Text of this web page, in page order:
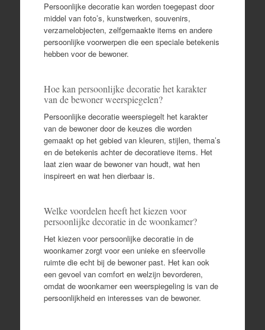
Persoonlijke decoratie kan worden toegepast door
middel van foto’s, kunstwerken, souvenirs,
verzamelobjecten, zelfgemaakte items en andere
persoonlijke voorwerpen die een speciale betekenis
hebben voor de bewoner.
Hoe kan persoonlijke decoratie het karakter
van de bewoner weerspiegelen?
Persoonlijke decoratie weerspiegelt het karakter
van de bewoner door de keuzes die worden
gemaakt op het gebied van kleuren, stijlen, thema’s
en de betekenis achter de decoratieve items. Het
laat zien waar de bewoner van houdt, wat hen
inspireert en wat hen dierbaar is.
Welke voordelen heeft het kiezen voor
persoonlijke decoratie in de woonkamer?
Het kiezen voor persoonlijke decoratie in de
woonkamer zorgt voor een unieke en sfeervolle
ruimte die echt bij de bewoner past. Het kan ook
een gevoel van comfort en welzijn bevorderen,
omdat de woonkamer een weerspiegeling is van de
persoonlijkheid en interesses van de bewoner.